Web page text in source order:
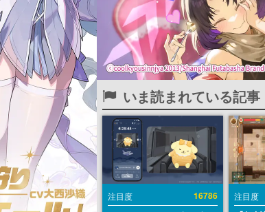
いま読まれている記事
注目度 16786 注目度